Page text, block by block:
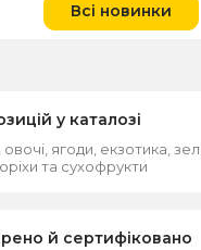
Всі новинки
у каталозі
ягоди, екзотика,
та сухофрукти
й сертифіковано